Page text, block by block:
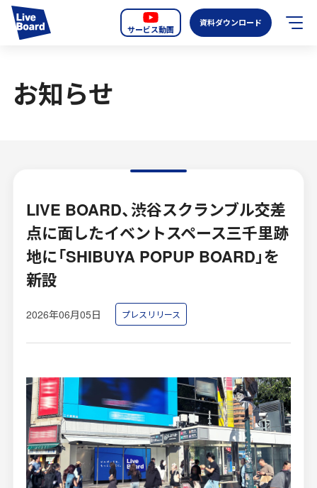
サービス動画
資料ダウンロード
サービス紹介
導入事例
全国のスクリーン
お知らせ
オーディエンスデータの階層
インプレッションデータの算出方法
よくあるご質問
掲載までの流れ
お知らせ
LIVE BOARD、渋谷スクランブル交差
点に面したイベントスペース三千里跡
地に「SHIBUYA POPUP BOARD」を
新設
2026年06月05日 プレスリリース